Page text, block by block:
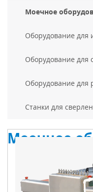
Моечное
Оборудование для
Оборудование для
Оборудование для
Станки для
Моечное